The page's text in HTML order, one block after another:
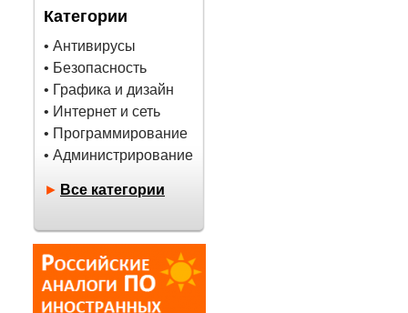
Категории
• Антивирусы
• Безопасность
• Графика и дизайн
• Интернет и сеть
• Программирование
• Администрирование
► Все категории